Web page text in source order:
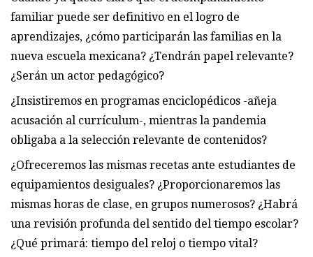
familiar puede ser definitivo en el logro de
aprendizajes, ¿cómo participarán las familias en la
nueva escuela mexicana? ¿Tendrán papel relevante?
¿Serán un actor pedagógico?
¿Insistiremos en programas enciclopédicos -añeja
acusación al currículum-, mientras la pandemia
obligaba a la selección relevante de contenidos?
¿Ofreceremos las mismas recetas ante estudiantes de
equipamientos desiguales? ¿Proporcionaremos las
mismas horas de clase, en grupos numerosos? ¿Habrá
una revisión profunda del sentido del tiempo escolar?
¿Qué primará: tiempo del reloj o tiempo vital?